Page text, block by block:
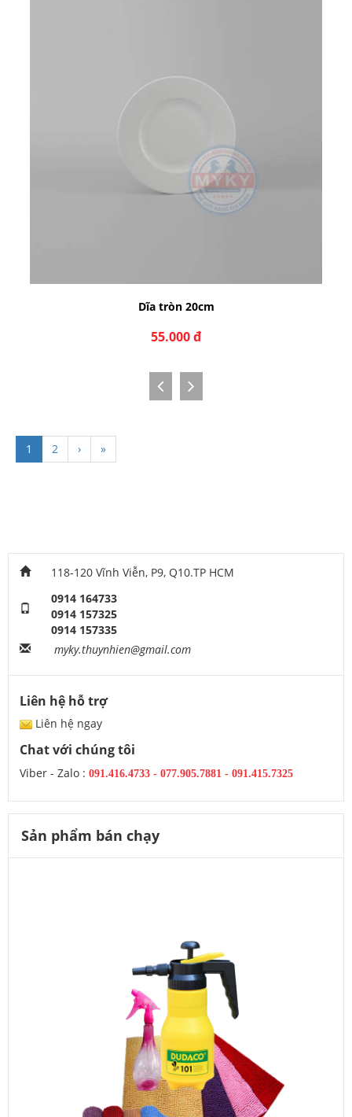
Dĩa tròn 20cm
55.000 đ
1 2 › »
118-120 Vĩnh Viễn, P9, Q10.TP HCM
0914 164733
0914 157325
0914 157335
myky.thuynhien@gmail.com
Liên hệ hỗ trợ
Liên hệ ngay
Chat với chúng tôi
Viber - Zalo : 091.416.4733 - 077.905.7881 - 091.415.7325
Sản phẩm bán chạy